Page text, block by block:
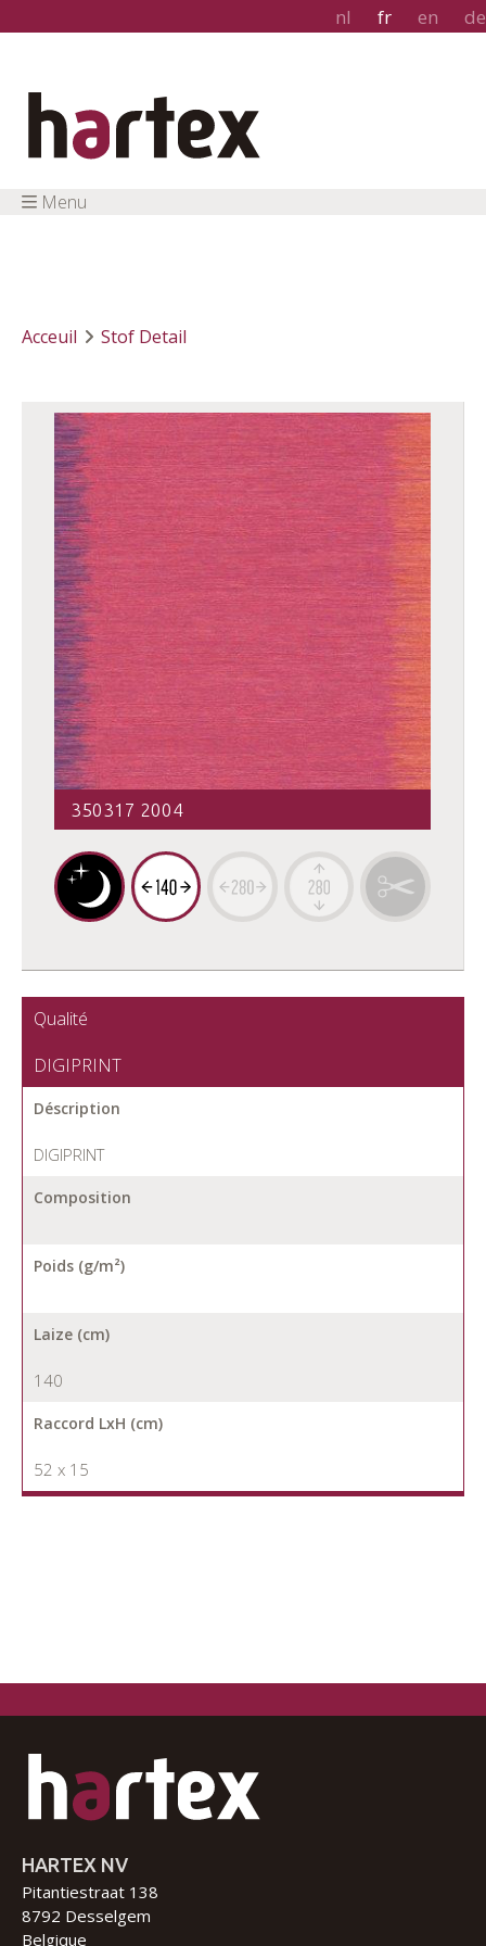
nl fr en de
Menu
Acceuil Stof Detail
350317 2004
Qualité
DIGIPRINT
Déscription
DIGIPRINT
Composition
Poids (g/m²)
Laize (cm)
140
Raccord LxH (cm)
52 x 15
HARTEX NV
Pitantiestraat 138
8792 Desselgem
Belgique